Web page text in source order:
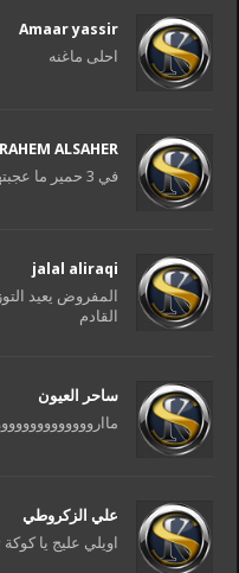
Amaar yassir
احلى ماغنه
ALSAHER
في 3 حمير ما عجبتهم الاغنية الي يعرفهم خلي يبلغني
jalal aliraqi
المفروض يعيد
القادم
ساحر العيون
علي الزكروطي
اويلي عليج يا